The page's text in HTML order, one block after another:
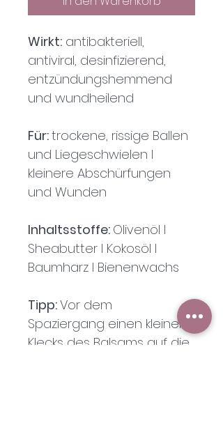
Wirkt: antibakteriell,
antiviral, desinfizierend,
entzündungshemmend
und wundheilend
Für: trockene, rissige Ballen
und Liegeschwielen I
kleinere Abschürfungen
und Wunden
Inhaltsstoffe: Olivenöl I
Sheabutter I Kokosöl I
Baumharz I Bienenwachs
Tipp: Vor dem
Spaziergang einen kleinen
Klecks des Balsams auf die